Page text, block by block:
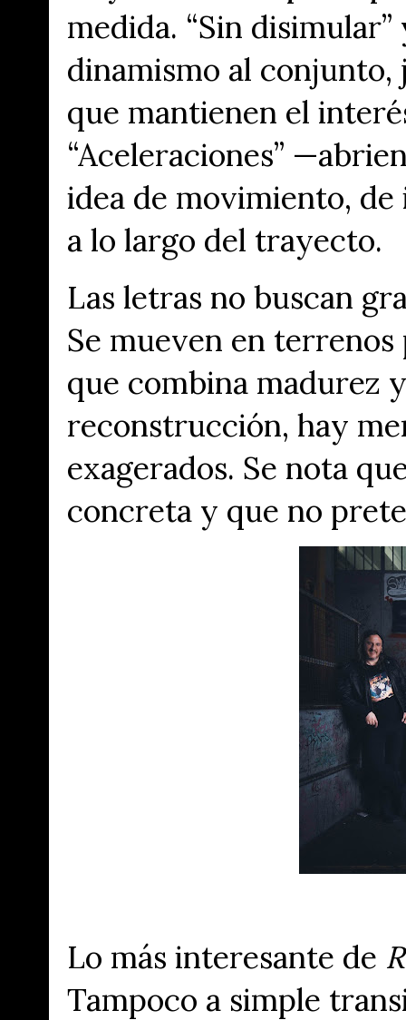
medida. “Sin
dinamismo al conjunto,
que mantienen el
“Aceleraciones”
idea de movimiento,
a lo largo del trayecto.
Las letras no buscan
Se mueven en
que combina madurez
reconstrucción, hay
exagerados. Se nota
concreta y que no
Lo más interesante de
Tampoco a simple